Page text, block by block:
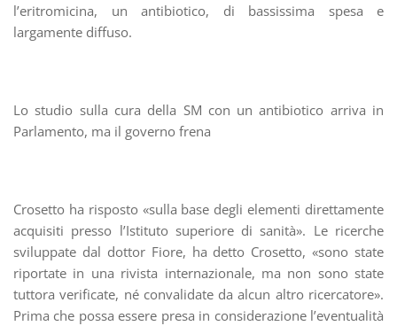
l’eritromicina, un antibiotico, di bassissima spesa e
largamente diffuso.
Lo studio sulla cura della SM con un antibiotico arriva in
Parlamento, ma il governo frena
Crosetto ha risposto «sulla base degli elementi direttamente
acquisiti presso l’Istituto superiore di sanità». Le ricerche
sviluppate dal dottor Fiore, ha detto Crosetto, «sono state
riportate in una rivista internazionale, ma non sono state
tuttora verificate, né convalidate da alcun altro ricercatore».
Prima che possa essere presa in considerazione l’eventualità